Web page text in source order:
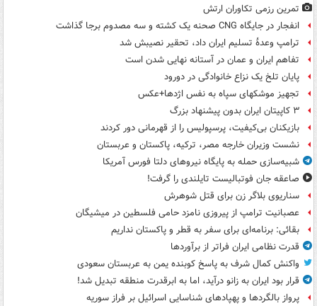
تمرین رزمی تکاوران ارتش
انفجار در جایگاه CNG صحنه یک کشته و سه مصدوم برجا گذاشت
ترامپ وعدۀ تسلیم ایران داد، تحقیر نصیبش شد
تفاهم ایران و عمان در آستانه نهایی شدن است
پایان تلخ یک نزاع خانوادگی در دورود
تجهیز موشکهای سپاه به نفس اژدها+عکس
۳ کاپیتان ایران بدون پیشنهاد بزرگ
بازیکنان بی‌کیفیت، پرسپولیس را از قهرمانی دور کردند
نشست وزیران خارجه مصر، ترکیه، پاکستان و عربستان
شبیه‌سازی حمله به پایگاه نیروهای دلتا فورس آمریکا
صاعقه جان فوتبالیست تایلندی را گرفت!
سناریوی بلاگر زن برای قتل شوهرش
عصبانیت ترامپ از پیروزی نامزد حامی فلسطین در میشیگان
بقائی: برنامه‌ای برای سفر به قطر و پاکستان نداریم
قدرت نظامی ایران فراتر از برآوردها
واکنش کمال شرف به پاسخ کوبنده یمن به عربستان سعودی
قرار بود ایران به زانو درآید، اما به ابرقدرت منطقه تبدیل شد!
پرواز بالگردها و پهپادهای شناسایی اسرائیل بر فراز سوریه